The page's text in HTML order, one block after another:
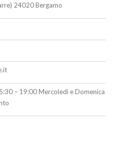
24020 Bergamo
– 19:00 Mercoledì e Domenica